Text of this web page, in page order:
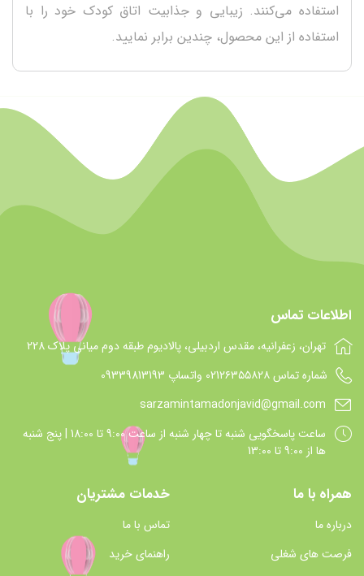
استفاده می‌کنند. زیبایی و جذابیت اتاق کودک خود را با
استفاده از این محصول، چندین برابر نمایید.
اطلاعات تماس
تهران، زعفرانیه، مقدس اردبیلی، پالادیوم طبقه دوم میانی پلاک 228
شماره تماس 021۲۶۳۵۵۸۲۸ واتساپ 09339813193
sarzamintamadonjavid@gmail.com
ساعت پاسخگويي شنبه تا چهار شنبه از ساعت 9:00 تا 18:00 | پنج شنبه
ها از 9:00 تا 13:00
همراه با ما
درباره ما
فرصت های شغلی
خدمات مشتریان
تماس با ما
راهنمای خرید